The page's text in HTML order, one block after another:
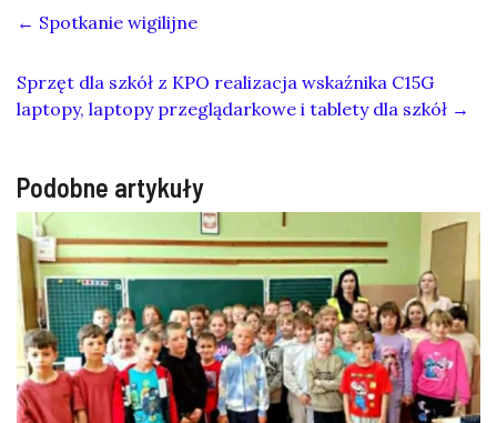
← Spotkanie wigilijne
Sprzęt dla szkół z KPO realizacja wskaźnika C15G
laptopy, laptopy przeglądarkowe i tablety dla szkół →
Podobne artykuły